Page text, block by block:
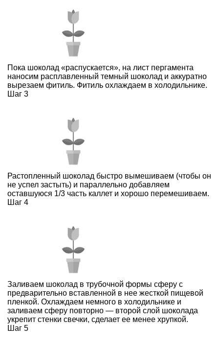
Пока шоколад «распускается», на лист пергамента
наносим расплавленный темный шоколад и аккуратно
вырезаем фитиль. Фитиль охлаждаем в холодильнике.
Шаг 3
Растопленный шоколад быстро вымешиваем (чтобы он
не успел застыть) и параллельно добавляем
оставшуюся 1/3 часть каллет и хорошо перемешиваем.
Шаг 4
Заливаем шоколад в трубочной формы сферу с
предварительно вставленной в нее жесткой пищевой
пленкой. Охлаждаем немного в холодильнике и
заливаем сферу повторно — второй слой шоколада
укрепит стенки свечки, сделает ее менее хрупкой.
Шаг 5